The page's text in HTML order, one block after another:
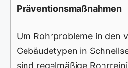
Präventionsmaßnahmen
Um Rohrprobleme in den
Gebäudetypen in
sind regelmäßige